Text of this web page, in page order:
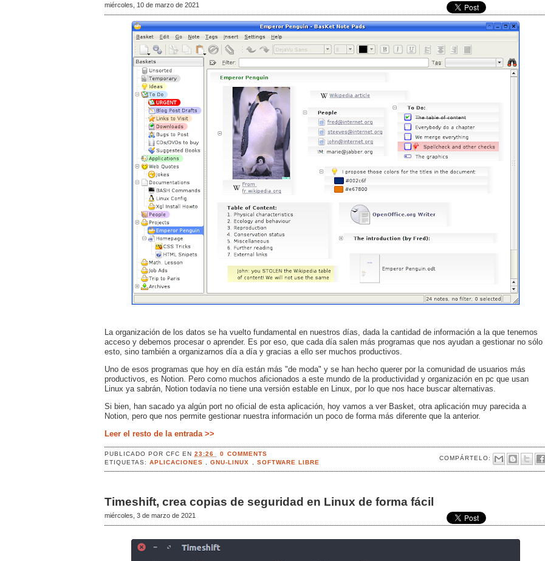
miércoles, 10 de marzo de 2021
La organización de los datos se ha vuelto fundamental en nuestros días, dada la cantidad de información a la que tenemos
acceso y debemos procesar o aprender. Es por eso, que cada día salen más programas que nos ayudan a gestionar no sólo
esto, sino también a organizarnos día a día y gracias a ello ser muchos productivos.
Uno de esos programas que hoy en día están más "de moda" y se han hecho querer por la comunidad de usuarios más
productivos, es Notion. Pero como muchos aficionados a este mundo de la productividad y organización en pc que usan
Linux ya sabrán, Notion todavía no tiene una versión estable en Linux, por lo que nos hace buscar alternativas.
Si bien, han sacado ya algún port no oficial de esta aplicación, hoy vamos a ver Basket, otra aplicación muy parecida a
Notion, pero que nos permite gestionar nuestra información un poco de forma más diferente que la anterior.
Leer el resto de la entrada >>
PUBLICADO PORCFCEN23:26 0 COMMENTS
COMPÁRTELO:
ETIQUETAS:APLICACIONES ,GNU-LINUX SOFTWARE LIBRE
Timeshift, crea copias de seguridad en Linux de forma fácil
miércoles, 3 de marzo de 2021